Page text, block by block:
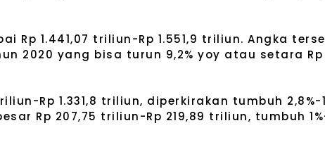
Rp 1.441,07 triliun-Rp 1.551,9 triliun. Angka
2020 yang bisa turun 9,2% yoy atau setara Rp
Rp 1.331,8 triliun, diperkirakan tumbuh 2,8%-
Rp 207,75 triliun-Rp 219,89 triliun, tumbuh